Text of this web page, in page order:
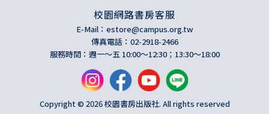
校園網路書房客服
E-Mail： estore@campus.org.tw
傳真電話：02-2918-2466
服務時間：週一～五 10:00～12:30；13:30～18:00
Copyright © 2026 校園書房出版社. All rights reserved